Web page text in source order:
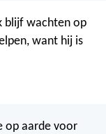
blijf wachten op
want hij is
op aarde voor